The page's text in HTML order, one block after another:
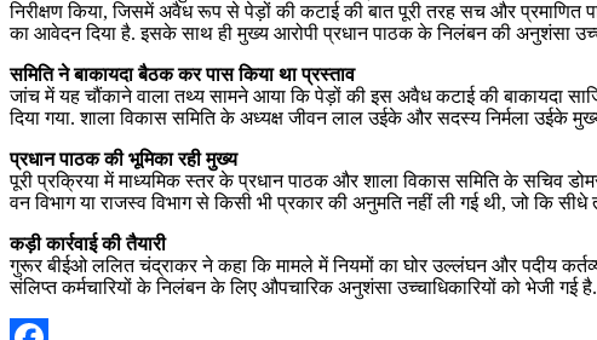
निरीक्षण किया, जिसमें अवैध रूप से पेड़ों की कटाई की बात पूरी तरह सच और
का आवेदन दिया है. इसके साथ ही मुख्य आरोपी प्रधान पाठक के निलंबन की अनुशंसा
समिति ने बाकायदा बैठक कर पास किया था प्रस्ताव
जांच में यह चौंकाने वाला तथ्य सामने आया कि पेड़ों की इस अवैध कटाई की बाकायदा
दिया गया. शाला विकास समिति के अध्यक्ष जीवन लाल उईके और सदस्य निर्मला उईके
प्रधान पाठक की भूमिका रही मुख्य
पूरी प्रक्रिया में माध्यमिक स्तर के प्रधान पाठक और शाला विकास समिति के सचिव
वन विभाग या राजस्व विभाग से किसी भी प्रकार की अनुमति नहीं ली गई थी, जो कि
कड़ी कार्रवाई की तैयारी
गुरूर बीईओ ललित चंद्राकर ने कहा कि मामले में नियमों का घोर उल्लंघन और पदीय
संलिप्त कर्मचारियों के निलंबन के लिए औपचारिक अनुशंसा उच्चाधिकारियों को भेजी गई है.